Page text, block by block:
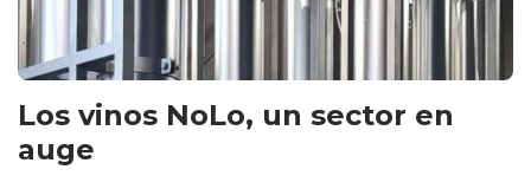
Los vinos NoLo, un sector en
auge